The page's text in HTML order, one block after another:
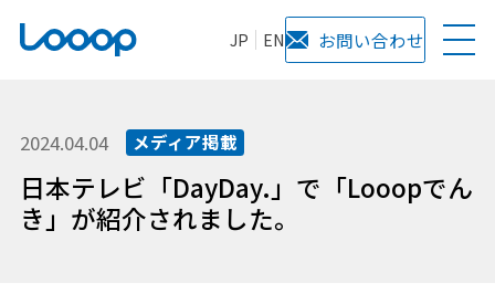
JP EN お問い合わせ
2024.04.04 メディア掲載
日本テレビ「DayDay.」で「Looopでん
き」が紹介されました。